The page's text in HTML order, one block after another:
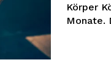
Körper
Monate.